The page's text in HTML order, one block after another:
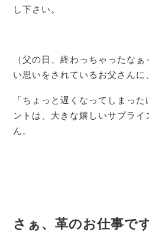
し下さい。
（父の日、終わっちゃったな
い思いをされているお父さんに
「ちょっと遅くなってしまっ
ントは、大きな嬉しいサプラ
ん。
さぁ、革のお仕事で